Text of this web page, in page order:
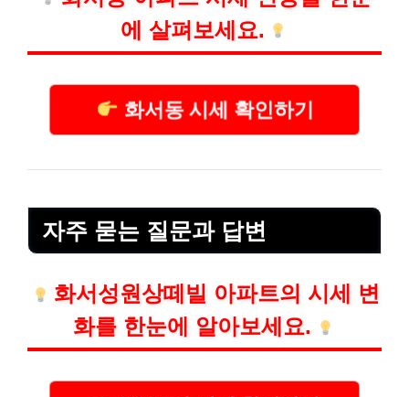
에 살펴보세요.
화서동 시세 확인하기
자주 묻는 질문과 답변
화서성원상떼빌 아파트의 시세 변
화를 한눈에 알아보세요.